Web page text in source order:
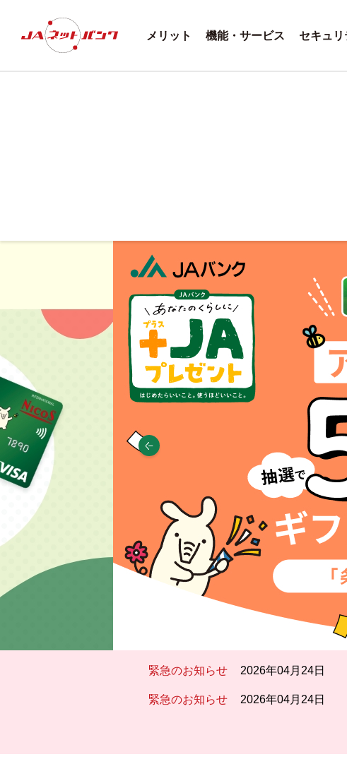
メリット 機能・サービス セキュリ
緊急のお知らせ 2026年04月24日
緊急のお知らせ 2026年04月24日